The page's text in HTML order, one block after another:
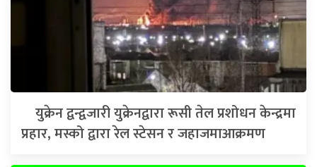
युक्रेन द्वन्द्वजारी युक्रेनद्वारा रूसी तेल प्रशोधन केन्द्रमा
प्रहार, मस्को द्वारा रेल स्टेसन र जहाजमाआक्रमण